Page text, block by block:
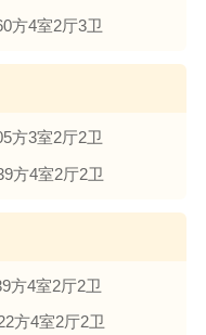
方4室2厅3卫
方3室2厅2卫
方4室2厅2卫
方4室2厅2卫
方4室2厅2卫